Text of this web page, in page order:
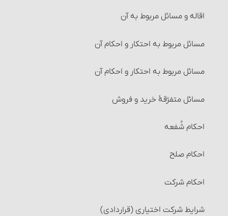
اقاله و مسائل مربوط به آن‏
مسائل مربوط به احتکار و احکام آن‏
مسائل مربوط به احتکار و احکام آن
مسائل متفرّقۀ‏ خرید و فروش
احکام شُفعه
احکام صلح
احکام شرکت
شرایط شرکت اختیاری (قراردادی)